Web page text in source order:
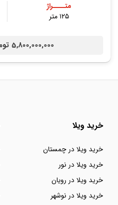
متــــراژ
۱۲۵ متر
5,800,000,000 تومان /
خرید ویلا
خرید ویلا در چمستان
خرید ویلا در نور
خرید ویلا در رویان
خرید ویلا در نوشهر